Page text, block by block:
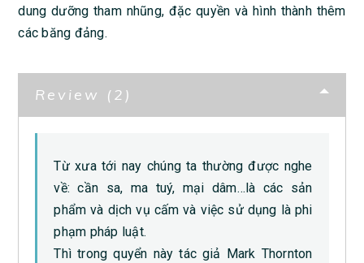
dung dưỡng tham nhũng, đặc quyền và hình thành thêm
các băng đảng.
Review (2)
Từ xưa tới nay chúng ta thường được nghe
về: cần sa, ma tuý, mại dâm…là các sản
phẩm và dịch vụ cấm và việc sử dụng là phi
phạm pháp luật.
Thì trong quyển này tác giả Mark Thornton